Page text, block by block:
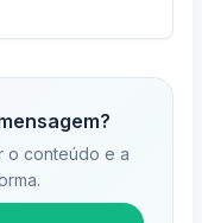
o conteúdo e a